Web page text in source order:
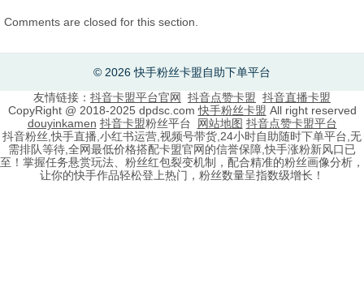
Comments are closed for this section.
© 2026 快手粉丝卡盟自助下单平台
友情链接： 抖音卡盟平台官网 抖音点赞卡盟 抖音直播卡盟
CopyRight @ 2018-2025 dpdsc.com快手粉丝卡盟 All right reserved
douyinkamen 抖音卡盟粉丝平台 网站地图 抖音点赞卡盟平台
抖音粉丝,快手直播,小红书运营,视频号带货,24小时自助随时下单平台,无
需排队等待,全网最低价格搭配卡盟官网的信誉保障,快手涨粉新风口已
至！掌握任务悬赏玩法、粉丝红包裂变机制，配合精准的粉丝画像分析，
让你的快手作品轻松登上热门，粉丝数量呈指数级增长！